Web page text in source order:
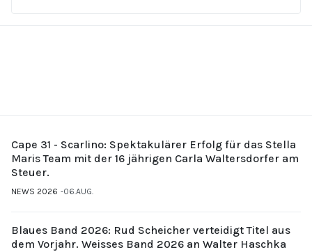
Cape 31 - Scarlino: Spektakulärer Erfolg für das Stella
Maris Team mit der 16 jährigen Carla Waltersdorfer am
Steuer.
NEWS 2026 06.AUG.
Blaues Band 2026: Rud Scheicher verteidigt Titel aus
dem Vorjahr. Weisses Band 2026 an Walter Haschka